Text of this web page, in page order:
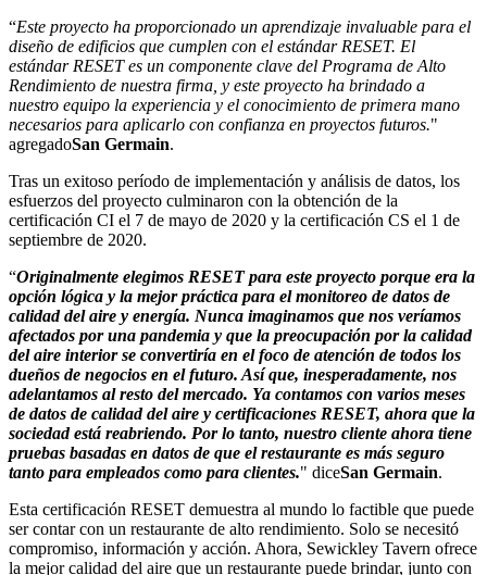
“Este proyecto ha proporcionado un aprendizaje invaluable para el
diseño de edificios que cumplen con el estándar RESET. El
estándar RESET es un componente clave del Programa de Alto
Rendimiento de nuestra firma, y ​​este proyecto ha brindado a
nuestro equipo la experiencia y el conocimiento de primera mano
necesarios para aplicarlo con confianza en proyectos futuros."
agregadoSan Germain.
Tras un exitoso período de implementación y análisis de datos, los
esfuerzos del proyecto culminaron con la obtención de la
certificación CI el 7 de mayo de 2020 y la certificación CS el 1 de
septiembre de 2020.
“Originalmente elegimos RESET para este proyecto porque era la
opción lógica y la mejor práctica para el monitoreo de datos de
calidad del aire y energía. Nunca imaginamos que nos veríamos
afectados por una pandemia y que la preocupación por la calidad
del aire interior se convertiría en el foco de atención de todos los
dueños de negocios en el futuro. Así que, inesperadamente, nos
adelantamos al resto del mercado. Ya contamos con varios meses
de datos de calidad del aire y certificaciones RESET, ahora que la
sociedad está reabriendo. Por lo tanto, nuestro cliente ahora tiene
pruebas basadas en datos de que el restaurante es más seguro
tanto para empleados como para clientes." diceSan Germain.
Esta certificación RESET demuestra al mundo lo factible que puede
ser contar con un restaurante de alto rendimiento. Solo se necesitó
compromiso, información y acción. Ahora, Sewickley Tavern ofrece
la mejor calidad del aire que un restaurante puede brindar, junto con